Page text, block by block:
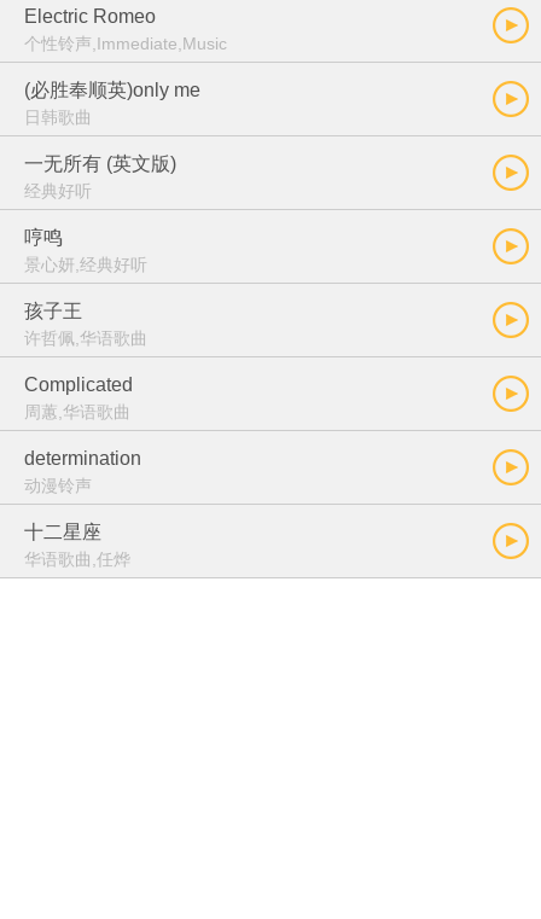
Electric Romeo
个性铃声,Immediate,Music
(必胜奉顺英)only me
日韩歌曲
一无所有 (英文版)
经典好听
哼鸣
景心妍,经典好听
孩子王
许哲佩,华语歌曲
Complicated
周蕙,华语歌曲
determination
动漫铃声
十二星座
华语歌曲,任烨